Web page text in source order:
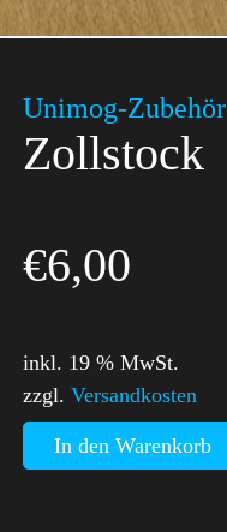
Unimog-Zubehör
Zollstock
€6,00
inkl. 19 % MwSt.
zzgl. Versandkosten
In den Warenkorb